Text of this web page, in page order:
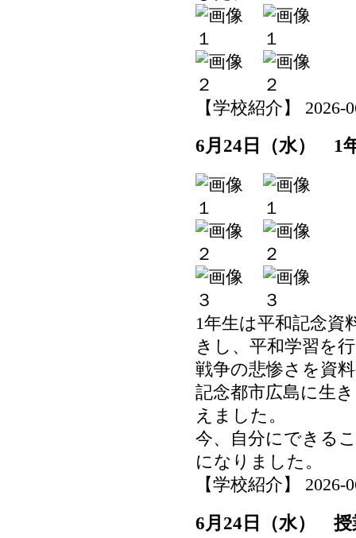
【学校紹介】 2026-
6月24日（水） 1
1年生は平和記念資
きし、平和学習を
戦争の悲惨さを資
記念都市広島に生
えました。
今、自分にできる
になりました。
【学校紹介】 2026-
6月24日（水） 授